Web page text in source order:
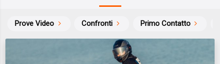
Prove Video Confronti Primo Contatto